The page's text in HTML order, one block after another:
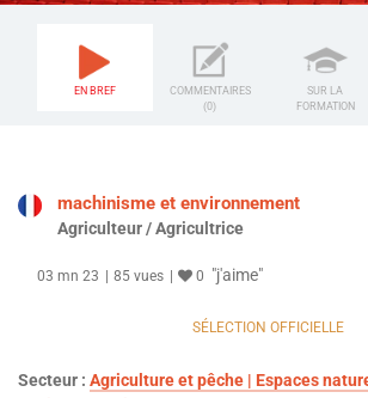
EN BREF
COMMENTAIRES
(0)
SUR LA
FORMATION
machinisme et environnement
Agriculteur / Agricultrice
03 mn 23 85 vues 0 "j'aime"
SÉLECTION OFFICIELLE
Secteur : Agriculture et pêche | Espaces